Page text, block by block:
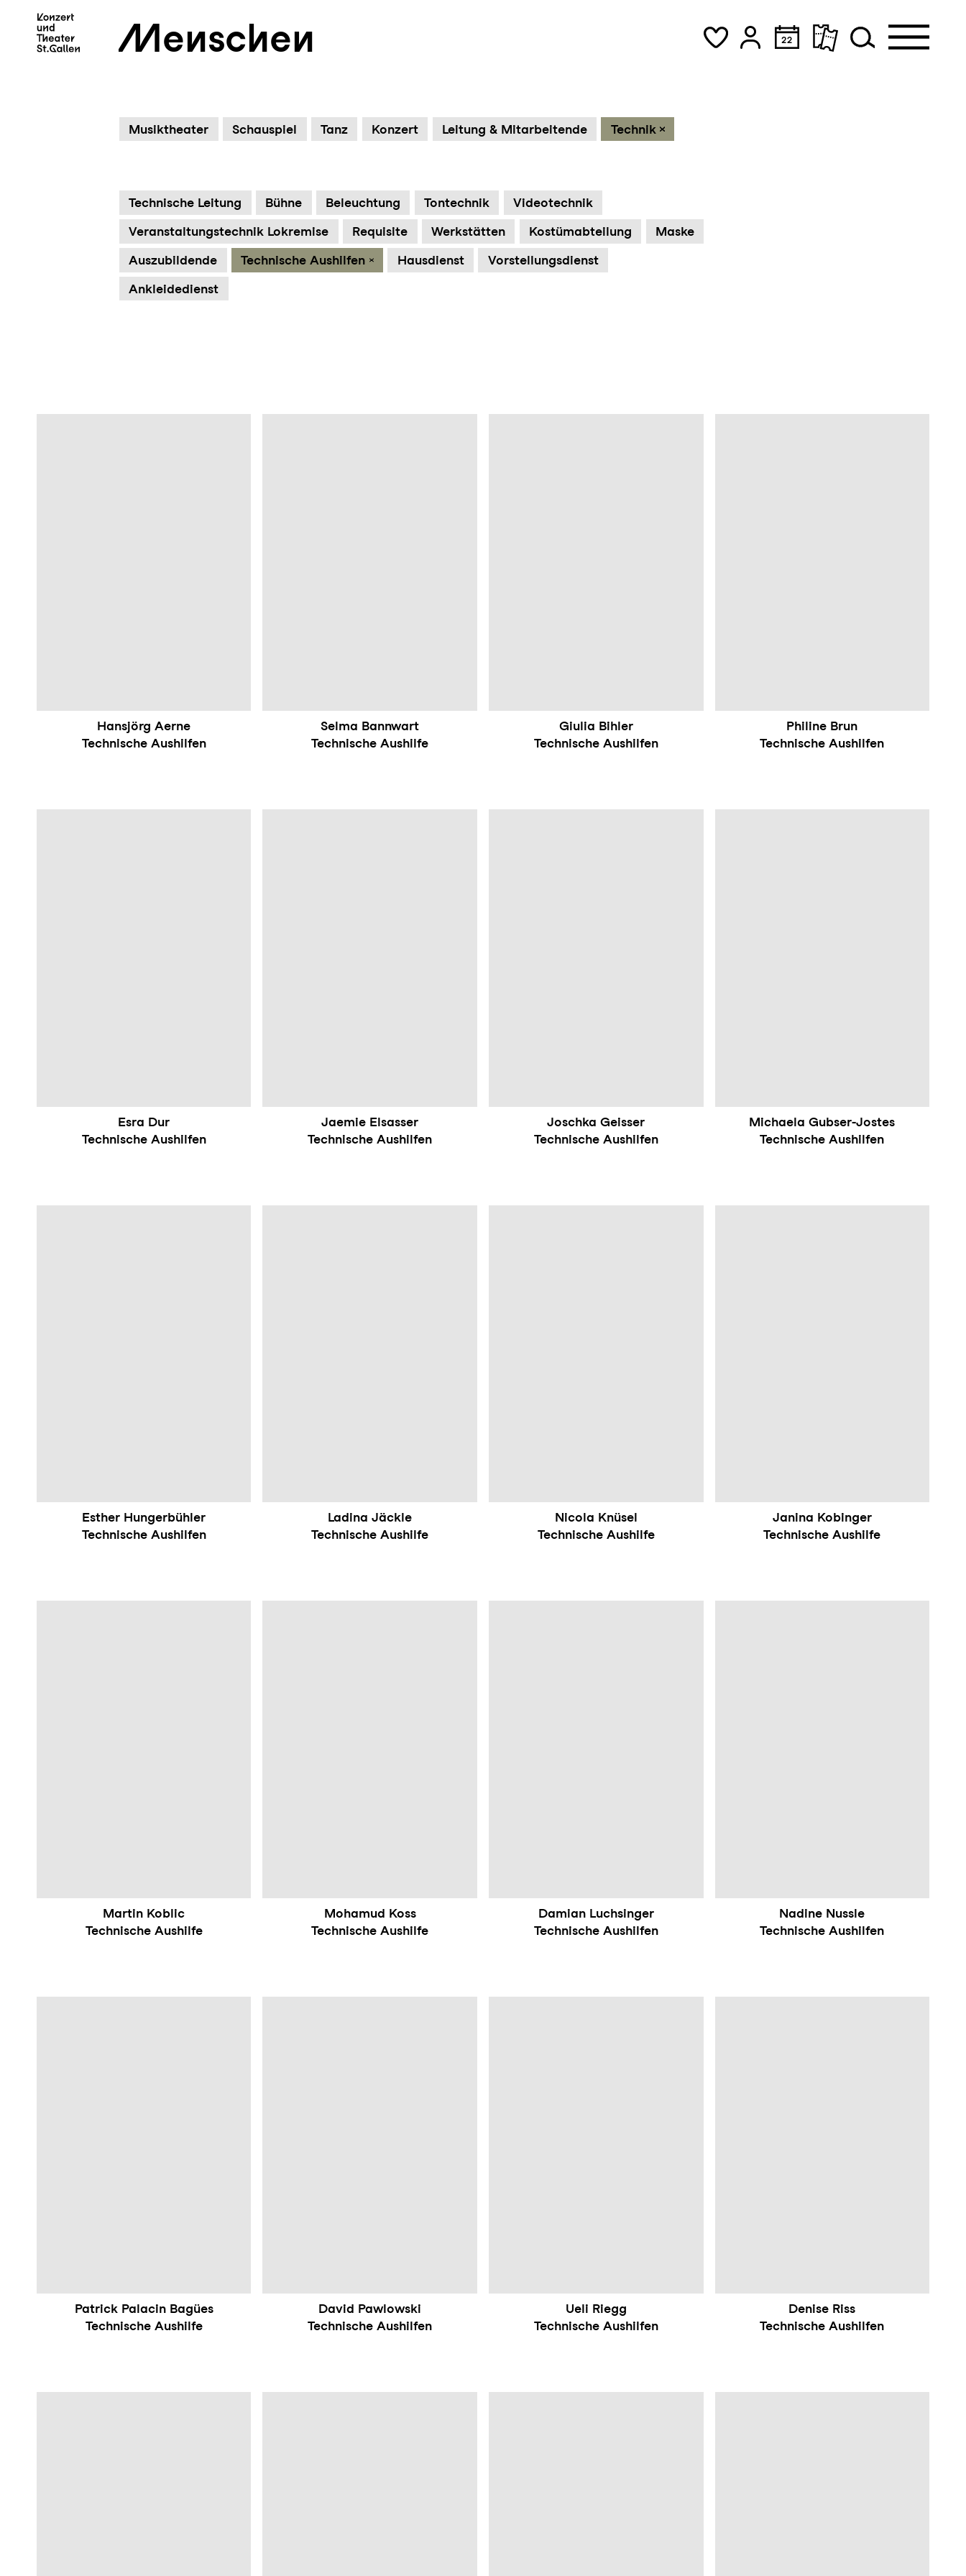
Menschen
Musiktheater Schauspiel Tanz Konzert Leitung & Mitarbeitende Technik
Technische Leitung Bühne Beleuchtung Tontechnik
Videotechnik
Veranstaltungstechnik Lokremise
Requisite Werkstätten Kostümabteilung
Maske
Auszubildende
Technische Aushilfen Hausdienst
Vorstellungsdienst
Ankleidedienst
Hansjörg Aerne
Technische Aushilfen
Selma Bannwart
Technische Aushilfe
Giulia Bihler
Technische Aushilfen
Philine Brun
Technische Aushilfen
Esra Dur
Technische Aushilfen
Jaemie Elsasser
Technische Aushilfen
Joschka Geisser
Technische Aushilfen
Michaela Gubser-Jostes
Technische Aushilfen
Esther Hungerbühler
Technische Aushilfen
Ladina Jäckle
Technische Aushilfe
Nicola Knüsel
Technische Aushilfe
Janina Kobinger
Technische Aushilfe
Martin Koblic
Technische Aushilfe
Mohamud Koss
Technische Aushilfe
Damian Luchsinger
Technische Aushilfen
Nadine Nussle
Technische Aushilfen
Patrick Palacin Bagües
Technische Aushilfe
David Pawlowski
Technische Aushilfen
Ueli Riegg
Technische Aushilfen
Denise Riss
Technische Aushilfen